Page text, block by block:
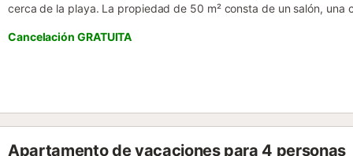
cerca de la playa. La propiedad de 50 m² consta de un salón, una
acondicionado en la sala de estar, calefacción, lavadora y
disponibles. Lo más destacado de este alojamiento es su zona
descubierta y una barbacoa. Hay aparcamiento gratuito
Cancelación GRATUITA
Apartamento de vacaciones para 4 personas